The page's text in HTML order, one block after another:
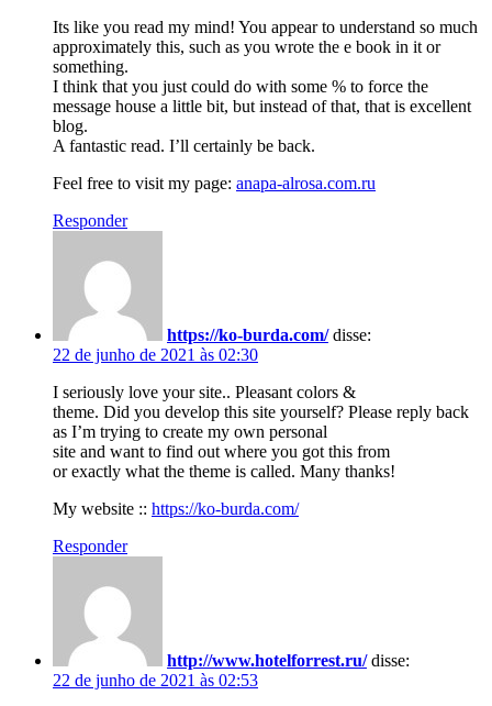
Its like you read my mind! You appear to understand so much
approximately this, such as you wrote the e book in it or
something.
I think that you just could do with some % to force the
message house a little bit, but instead of that, that is excellent
blog.
A fantastic read. I’ll certainly be back.
Feel free to visit my page: anapa-alrosa.com.ru
Responder
https://ko-burda.com/ disse:
22 de junho de 2021 às 02:30
I seriously love your site.. Pleasant colors &
theme. Did you develop this site yourself? Please reply back
as I’m trying to create my own personal
site and want to find out where you got this from
or exactly what the theme is called. Many thanks!
My website :: https://ko-burda.com/
Responder
http://www.hotelforrest.ru/ disse:
22 de junho de 2021 às 02:53